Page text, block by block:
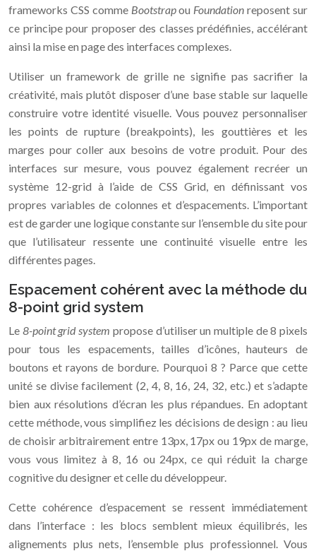
frameworks CSS comme Bootstrapou Foundation reposent sur
ce principe pour proposer des classes prédéfinies, accélérant
ainsi la mise en page des interfaces complexes.
Utiliser un framework de grille ne signifie pas sacrifier la
créativité, mais plutôt disposer d’une base stable sur laquelle
construire votre identité visuelle. Vous pouvez personnaliser
les points de rupture (breakpoints), les gouttières et les
marges pour coller aux besoins de votre produit. Pour des
interfaces sur mesure, vous pouvez également recréer un
système 12-grid à l’aide de CSS Grid, en définissant vos
propres variables de colonnes et d’espacements. L’important
est de garder une logique constante sur l’ensemble du site pour
que l’utilisateur ressente une continuité visuelle entre les
différentes pages.
Espacement cohérent avec la méthode du
8-point grid system
Le 8-point grid system propose d’utiliser un multiple de 8 pixels
pour tous les espacements, tailles d’icônes, hauteurs de
boutons et rayons de bordure. Pourquoi 8 ? Parce que cette
unité se divise facilement (2, 4, 8, 16, 24, 32, etc.) et s’adapte
bien aux résolutions d’écran les plus répandues. En adoptant
cette méthode, vous simplifiez les décisions de design : au lieu
de choisir arbitrairement entre 13px, 17px ou 19px de marge,
vous vous limitez à 8, 16 ou 24px, ce qui réduit la charge
cognitive du designer et celle du développeur.
Cette cohérence d’espacement se ressent immédiatement
dans l’interface : les blocs semblent mieux équilibrés, les
alignements plus nets, l’ensemble plus professionnel. Vous